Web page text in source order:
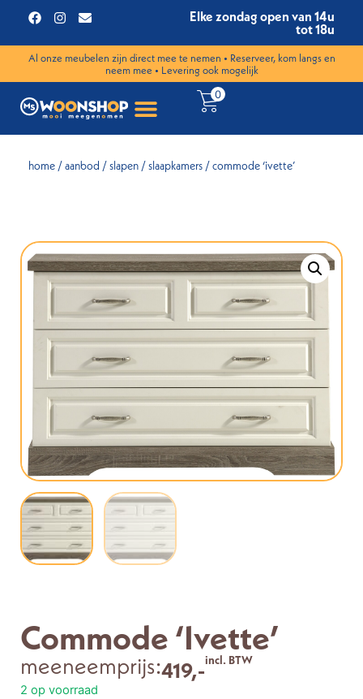
Elke zondag open van 14u
tot 18u
Al onze meubelen zijn direct mee te nemen • Reserveer, kom langs en
neem mee • Levering ook mogelijk
0
home /aanbod /slapen /slaapkamers / commode ‘ivette’
Commode ‘Ivette’
meeneemprijs:419,-incl. BTW
2 op voorraad